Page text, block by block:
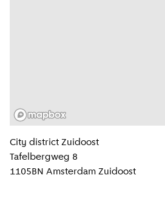
Location information
City district Zuidoost
Tafelbergweg 8
1105BN Amsterdam Zuidoost